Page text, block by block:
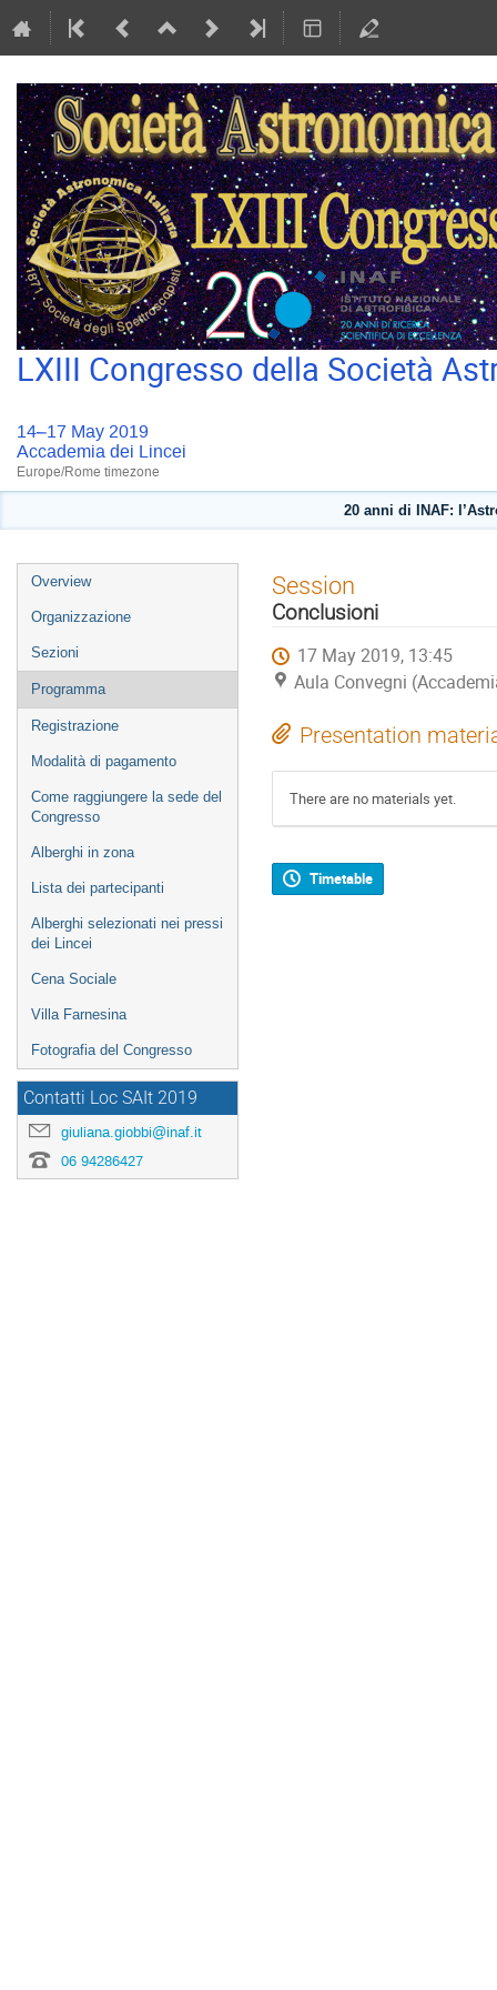
LXIII Congresso della Società
14–17 May 2019
Accademia dei Lincei
Europe/Rome timezone
20 anni di INAF:
Event
menu
Overview
Organizzazione
Sezioni
Programma
Registrazione
Modalità di pagamento
Come raggiungere la sede del
Congresso
Alberghi in zona
Lista dei partecipanti
Alberghi selezionati nei pressi
dei Lincei
Cena Sociale
Villa Farnesina
Fotografia del Congresso
Contatti Loc SAIt 2019
giuliana.giobbi@inaf.it
06 94286427
Session
Conclusioni
17 May 2019, 13:45
Aula Convegni
Presentation
There are no materials yet.
Timetable